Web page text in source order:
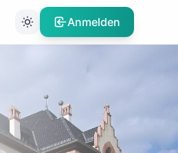
Anmelden